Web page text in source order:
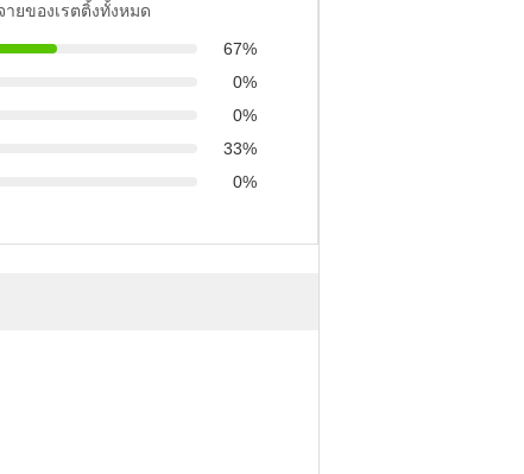
ยของเรตติ้งทั้งหมด
67%
0%
0%
33%
0%